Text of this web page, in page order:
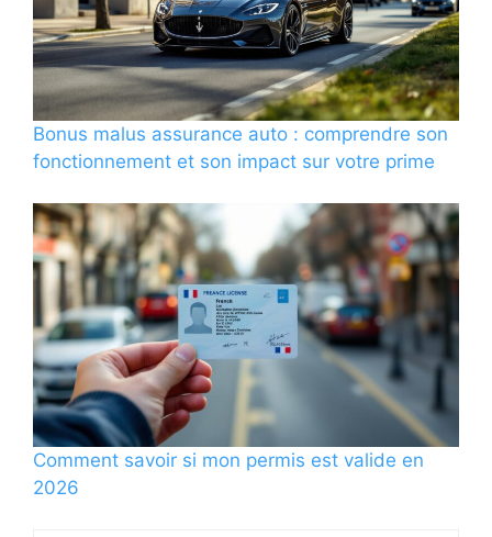
Bonus malus assurance auto : comprendre son
fonctionnement et son impact sur votre prime
Comment savoir si mon permis est valide en
2026